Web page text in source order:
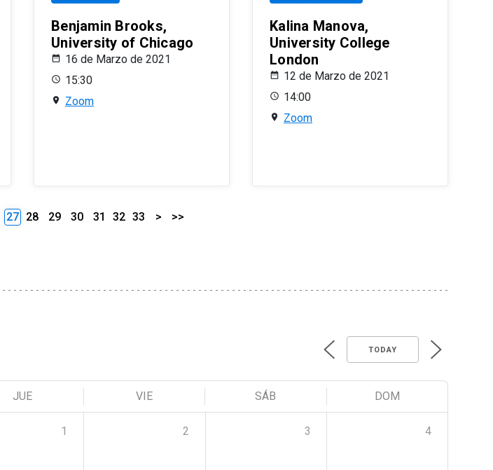
Benjamin Brooks,
University of Chicago
16 de Marzo de 2021
15:30
Zoom
Kalina Manova,
University College
London
12 de Marzo de 2021
14:00
Zoom
27 28 29 30 31 32 33 > >>
TODAY
JUE VIE SÁB DOM
1 2 3 4